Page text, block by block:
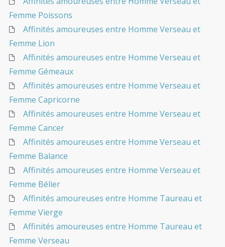
Femme Poissons
Affinités amoureuses entre Homme Verseau et
Femme Lion
Affinités amoureuses entre Homme Verseau et
Femme Gémeaux
Affinités amoureuses entre Homme Verseau et
Femme Capricorne
Affinités amoureuses entre Homme Verseau et
Femme Cancer
Affinités amoureuses entre Homme Verseau et
Femme Balance
Affinités amoureuses entre Homme Verseau et
Femme Bélier
Affinités amoureuses entre Homme Taureau et
Femme Vierge
Affinités amoureuses entre Homme Taureau et
Femme Verseau